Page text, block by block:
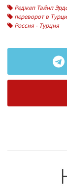
Реджеп Тайип
переворот в
Россия - Турция